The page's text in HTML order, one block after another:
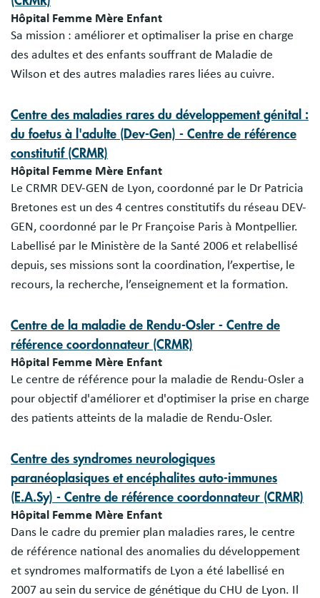
Hôpital Femme Mère Enfant
Sa mission : améliorer et optimaliser la prise en charge
des adultes et des enfants souffrant de Maladie de
Wilson et des autres maladies rares liées au cuivre.
Centre des maladies rares du développement génital :
du foetus à l'adulte (Dev-Gen) - Centre de référence
constitutif (CRMR)
Hôpital Femme Mère Enfant
Le CRMR DEV-GEN de Lyon, coordonné par le Dr Patricia
Bretones est un des 4 centres constitutifs du réseau DEV-
GEN, coordonné par le Pr Françoise Paris à Montpellier.
Labellisé par le Ministère de la Santé 2006 et relabellisé
depuis, ses missions sont la coordination, l’expertise, le
recours, la recherche, l’enseignement et la formation.
Centre de la maladie de Rendu-Osler - Centre de
référence coordonnateur (CRMR)
Hôpital Femme Mère Enfant
Le centre de référence pour la maladie de Rendu-Osler a
pour objectif d'améliorer et d'optimiser la prise en charge
des patients atteints de la maladie de Rendu-Osler.
Centre des syndromes neurologiques
paranéoplasiques et encéphalites auto-immunes
(E.A.Sy) - Centre de référence coordonnateur (CRMR)
Hôpital Femme Mère Enfant
Dans le cadre du premier plan maladies rares, le centre
de référence national des anomalies du développement
et syndromes malformatifs de Lyon a été labellisé en
2007 au sein du service de génétique du CHU de Lyon. Il